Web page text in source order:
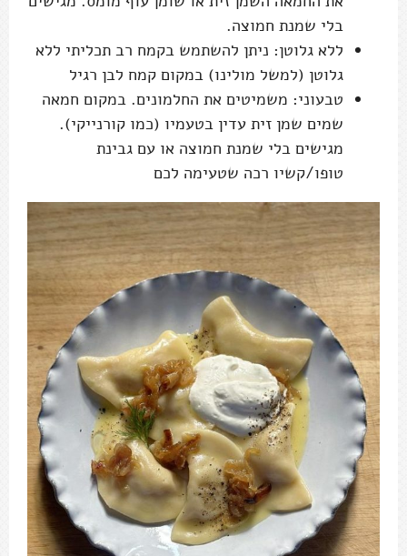
בלי שמנת חמוצה.
ללא גלוטן: ניתן להשתמש בקמח רב תכליתי ללא
גלוטן (למשל מולינו) במקום קמח לבן רגיל
טבעוני: משמיטים את החלמונים. במקום חמאה
שמים שמן זית עדין בטעמיו (כמו קורנייקי).
מגישים בלי שמנת חמוצה או עם גבינת
טופו/קשיו רכה שטעימה לכם